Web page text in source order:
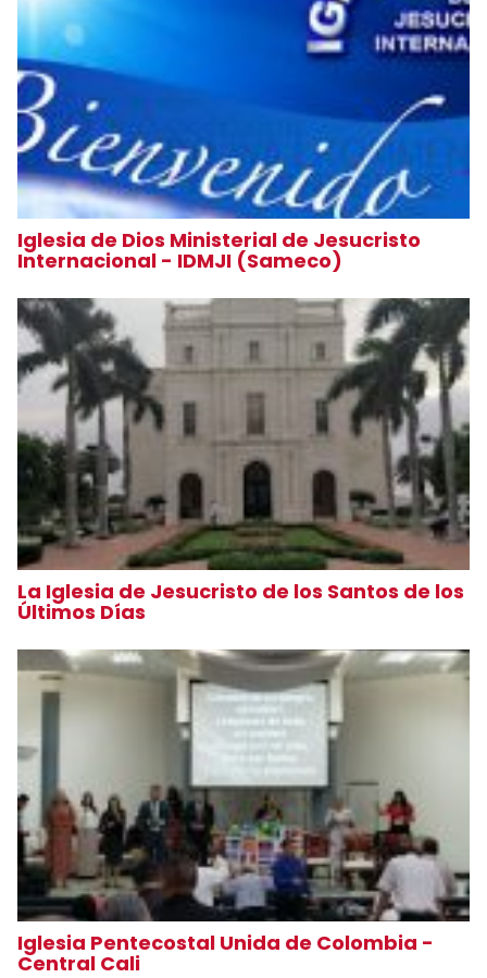
Iglesia de Dios Ministerial de Jesucristo
Internacional - IDMJI (Sameco)
La Iglesia de Jesucristo de los Santos de los
Últimos Días
Iglesia Pentecostal Unida de Colombia -
Central Cali